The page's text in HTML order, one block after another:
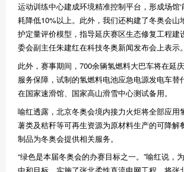
运动训练中心建成环境精准控制平台，形成场馆‘
耗降低10%以上。此外，我们还构建了冬奥会山
护定量评价模型，指导延庆赛区生态修复工程建
委会副主任朱建红在科技冬奥新闻发布会上表示。
此外，赛事期间，700余辆氢燃料大巴车将在延
服务保障，试制的氢燃料电池应急电源发电车替
在国家速滑馆、国家高山滑雪中心测试备用。
喻红透露，北京冬奥会境内接力火炬将全部应用
薯类及秸秆等可再生资源为原材料生产的可降解
制品为冬奥会提供相关服务。
“绿色是本届冬奥会的办赛目标之一。”喻红说，